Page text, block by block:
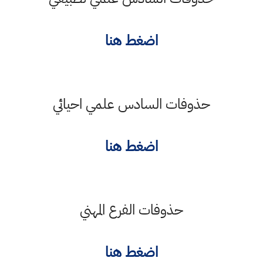
اضغط هنا
حذوفات السادس علمي احيائي
اضغط هنا
حذوفات الفرع المهني
اضغط هنا